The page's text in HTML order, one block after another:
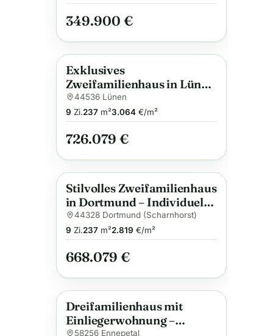
349.900 €
Anzeige
Exklusives
Zweifamilienhaus in Lünen
– Individuell geplant,
nachhaltig gebaut
44536 Lünen
9 Zi.237m²3.064€/m²
726.079 €
Anzeige
Stilvolles Zweifamilienhaus
in Dortmund – Individuelle
Planung trifft gehobene
Ausstattung
44328 Dortmund (Scharnhorst)
9 Zi.237m²2.819 €/m²
668.079 €
Anzeige
Dreifamilienhaus mit
Einliegerwohnung –
58256 Ennepetal